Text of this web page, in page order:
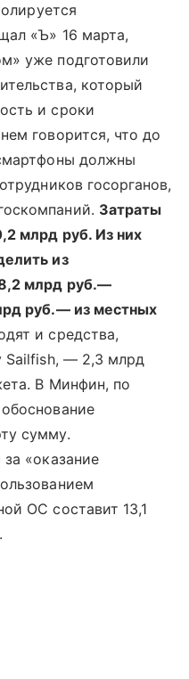
«Ъ» 16 марта,
уже подготовили
который
и сроки
говорится, что до
должны
госорганов,
Затраты
млрд руб. Из них
из
млрд руб.—
руб.— из местных
и средства,
Sailfish, — 2,3 млрд
В Минфин, по
сумму.
«оказание
ОС составит 13,1